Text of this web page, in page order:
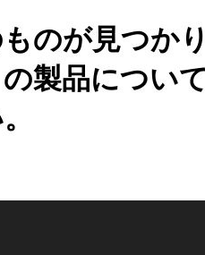
のが見つか
製品につい